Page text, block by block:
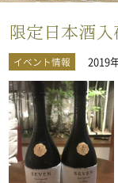
限定日本酒入
イベント情報
2019